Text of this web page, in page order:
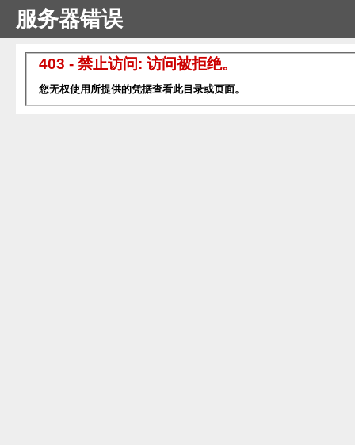
服务器错误
403 - 禁止访问: 访问被拒绝。
您无权使用所提供的凭据查看此目录或页面。